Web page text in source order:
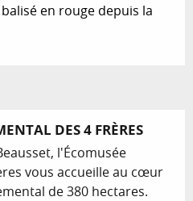
en rouge depuis la
DES 4 FRÈRES
l'Écomusée
vous accueille au cœur
de 380 hectares.